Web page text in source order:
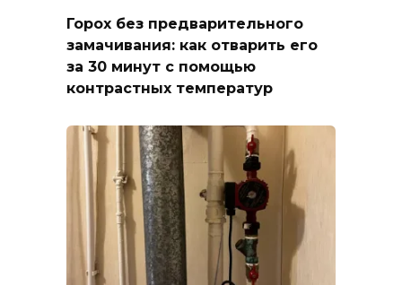
Горох без предварительного
замачивания: как отварить его
за 30 минут с помощью
контрастных температур